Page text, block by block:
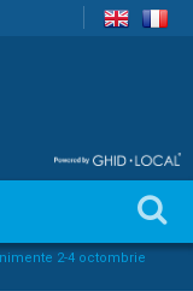
2-4 octombrie